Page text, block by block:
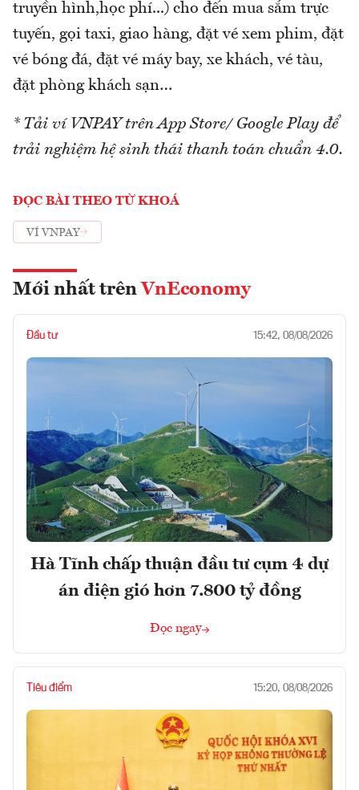
truyền hình,học phí...) cho đến mua sắm trực
tuyến, gọi taxi, giao hàng, đặt vé xem phim, đặt
vé bóng đá, đặt vé máy bay, xe khách, vé tàu,
đặt phòng khách sạn…
* Tải ví VNPAY trên App Store/ Google Play để
trải nghiệm hệ sinh thái thanh toán chuẩn 4.0.
ĐỌC BÀI THEO TỪ KHOÁ
VÍ VNPAY
Mới nhất trên VnEconomy
Đầu tư 15:42, 08/08/2026
Hà Tĩnh chấp thuận đầu tư cụm 4 dự
án điện gió hơn 7.800 tỷ đồng
Đọc ngay
Tiêu điểm 15:20, 08/08/2026